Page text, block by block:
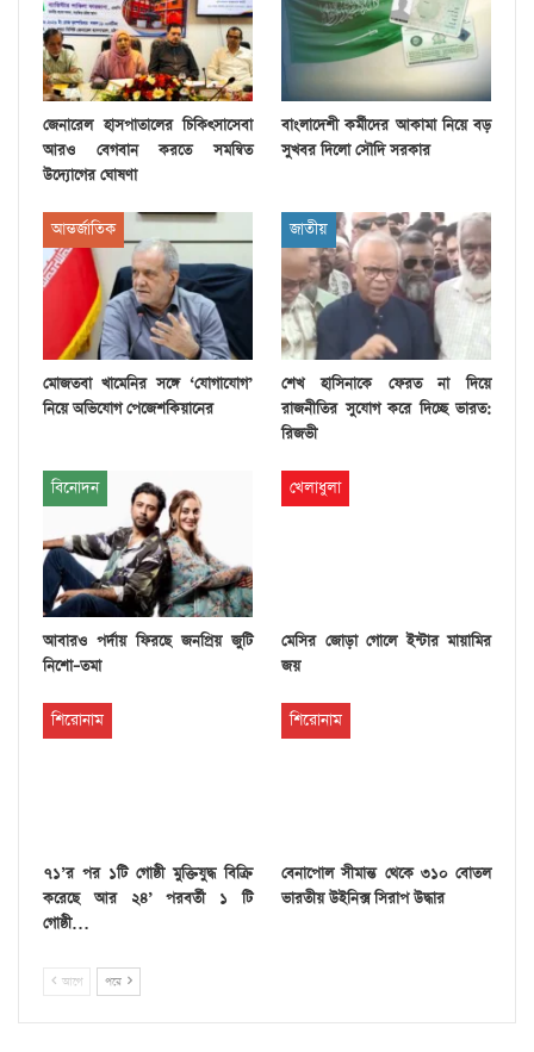
জেনারেল হাসপাতালের চিকিৎসাসেবা
আরও বেগবান করতে সমন্বিত
উদ্যোগের ঘোষণা
বাংলাদেশী কর্মীদের আকামা নিয়ে বড়
সুখবর দিলো সৌদি সরকার
আন্তর্জাতিক
মোজতবা খামেনির সঙ্গে ‘যোগাযোগ’
নিয়ে অভিযোগ পেজেশকিয়ানের
জাতীয়
শেখ হাসিনাকে ফেরত না দিয়ে
রাজনীতির সুযোগ করে দিচ্ছে ভারত:
রিজভী
বিনোদন
আবারও পর্দায় ফিরছে জনপ্রিয় জুটি
নিশো–তমা
খেলাধুলা
মেসির জোড়া গোলে ইন্টার মায়ামির
জয়
শিরোনাম
৭১’র পর ১টি গোষ্ঠী মুক্তিযুদ্ধ বিক্রি
করেছে আর ২৪’ পরবর্তী ১ টি
গোষ্ঠী…
শিরোনাম
বেনাপোল সীমান্ত থেকে ৩১০ বোতল
ভারতীয় উইনিক্স সিরাপ উদ্ধার
আগে পরে